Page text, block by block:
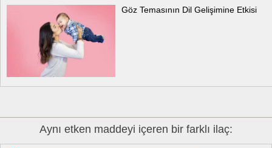
Göz Temasının Dil Gelişimine Etkisi
Aynı etken maddeyi içeren bir farklı ilaç: